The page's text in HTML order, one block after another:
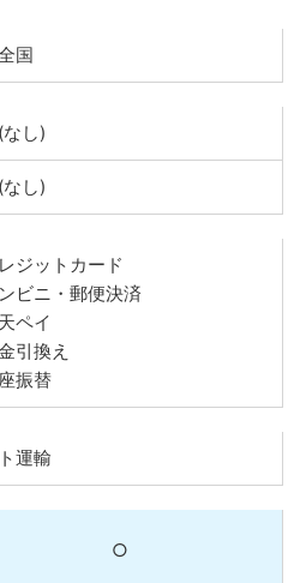
国
し)
し)
ジットカード
ビニ・郵便決済
ペイ
引換え
振替
運輸
○